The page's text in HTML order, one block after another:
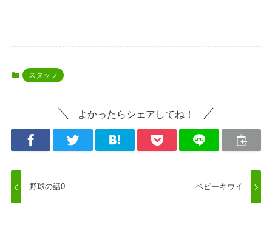
スタッフ
よかったらシェアしてね！
野球の話0 ベビーキウイ